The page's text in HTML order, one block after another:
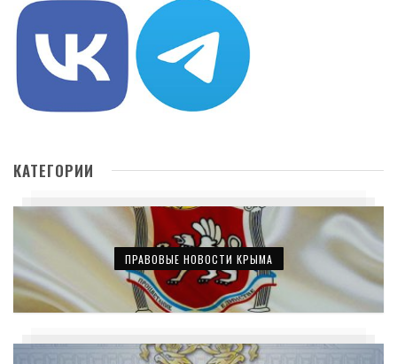
КАТЕГОРИИ
ПРАВОВЫЕ НОВОСТИ КРЫМА